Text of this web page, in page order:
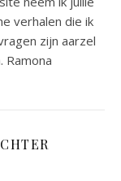
verhalen die ik
zijn aarzel
Ramona